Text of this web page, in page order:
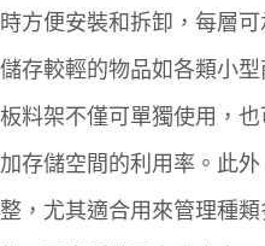
時方便安裝和拆卸，每層
儲存較輕的物品如各類小型
板料架不僅可單獨使用，
加存儲空間的利用率。此
整，尤其適合用來管理種